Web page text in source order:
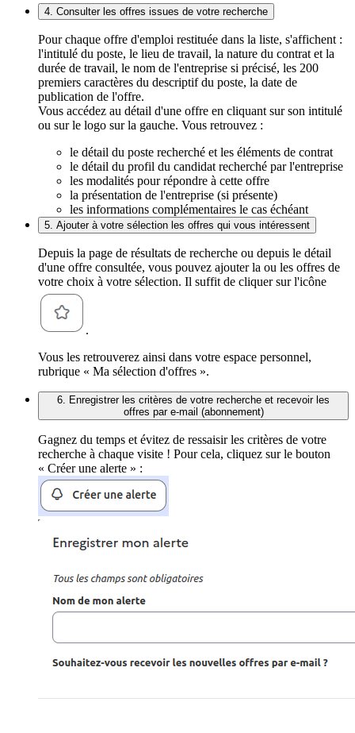
4. Consulter les offres issues de votre recherche
Pour chaque offre d'emploi restituée dans la liste, s'affichent :
l'intitulé du poste, le lieu de travail, la nature du contrat et la
durée de travail, le nom de l'entreprise si précisé, les 200
premiers caractères du descriptif du poste, la date de
publication de l'offre.
Vous accédez au détail d'une offre en cliquant sur son intitulé
ou sur le logo sur la gauche. Vous retrouvez :
le détail du poste recherché et les éléments de contrat
le détail du profil du candidat recherché par l'entreprise
les modalités pour répondre à cette offre
la présentation de l'entreprise (si présente)
les informations complémentaires le cas échéant
5. Ajouter à votre sélection les offres qui vous intéressent
Depuis la page de résultats de recherche ou depuis le détail
d'une offre consultée, vous pouvez ajouter la ou les offres de
votre choix à votre sélection. Il suffit de cliquer sur l'icône
.
Vous les retrouverez ainsi dans votre espace personnel,
rubrique « Ma sélection d'offres ».
6. Enregistrer les critères de votre recherche et recevoir les
offres par e-mail (abonnement)
Gagnez du temps et évitez de ressaisir les critères de votre
recherche à chaque visite ! Pour cela, cliquez sur le bouton
« Créer une alerte » :